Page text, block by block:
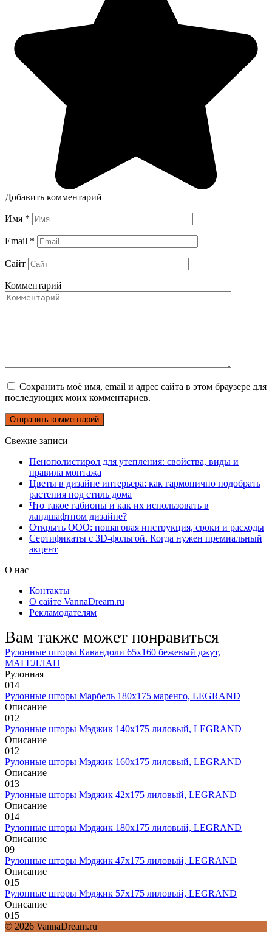
Добавить комментарий
Имя *
Email *
Сайт
Комментарий
Сохранить моё имя, email и адрес сайта в этом браузере для
последующих моих комментариев.
Свежие записи
Пенополистирол для утепления: свойства, виды и
правила монтажа
Цветы в дизайне интерьера: как гармонично подобрать
растения под стиль дома
Что такое габионы и как их использовать в
ландшафтном дизайне?
Открыть ООО: пошаговая инструкция, сроки и расходы
Сертификаты с 3D-фольгой. Когда нужен премиальный
акцент
О нас
Контакты
О сайте VannaDream.ru
Рекламодателям
Вам также может понравиться
Рулонные шторы Кавандоли 65х160 бежевый джут,
МАГЕЛЛАН
Рулонная
014
Рулонные шторы Марбель 180х175 маренго, LEGRAND
Описание
012
Рулонные шторы Мэджик 140х175 лиловый, LEGRAND
Описание
012
Рулонные шторы Мэджик 160х175 лиловый, LEGRAND
Описание
013
Рулонные шторы Мэджик 42х175 лиловый, LEGRAND
Описание
014
Рулонные шторы Мэджик 180х175 лиловый, LEGRAND
Описание
09
Рулонные шторы Мэджик 47х175 лиловый, LEGRAND
Описание
015
Рулонные шторы Мэджик 57х175 лиловый, LEGRAND
Описание
015
© 2026 VannaDream.ru